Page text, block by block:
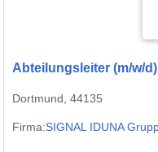
Abteilungsleiter (m/w/
Dortmund, 44135
Firma:SIGNAL IDUNA